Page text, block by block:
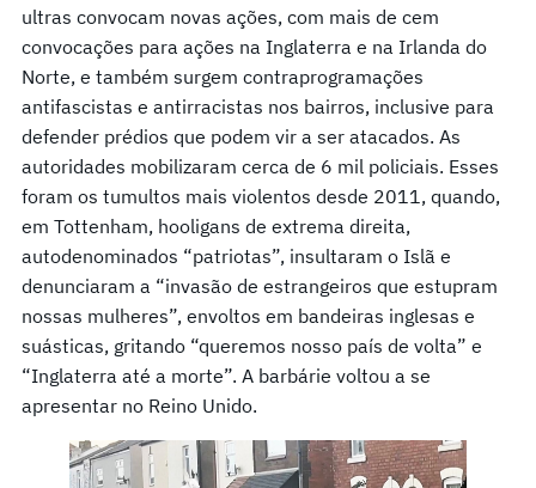
ultras convocam novas ações, com mais de cem
convocações para ações na Inglaterra e na Irlanda do
Norte, e também surgem contraprogramações
antifascistas e antirracistas nos bairros, inclusive para
defender prédios que podem vir a ser atacados. As
autoridades mobilizaram cerca de 6 mil policiais. Esses
foram os tumultos mais violentos desde 2011, quando,
em Tottenham, hooligans de extrema direita,
autodenominados “patriotas”, insultaram o Islã e
denunciaram a “invasão de estrangeiros que estupram
nossas mulheres”, envoltos em bandeiras inglesas e
suásticas, gritando “queremos nosso país de volta” e
“Inglaterra até a morte”. A barbárie voltou a se
apresentar no Reino Unido.